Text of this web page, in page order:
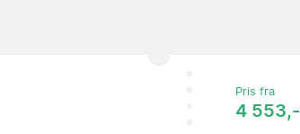
Pris fra
4 553,-